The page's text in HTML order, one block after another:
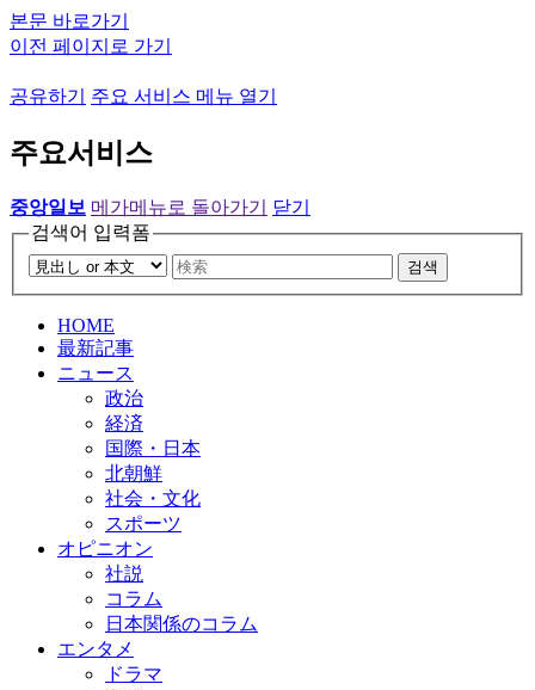
본문 바로가기
이전 페이지로 가기
공유하기 주요 서비스 메뉴 열기
주요서비스
중앙일보 메가메뉴로 돌아가기
닫기
검색어 입력폼
검색
HOME
最新記事
ニュース
政治
経済
国際・日本
北朝鮮
社会・文化
スポーツ
オピニオン
社説
コラム
日本関係のコラム
エンタメ
ドラマ